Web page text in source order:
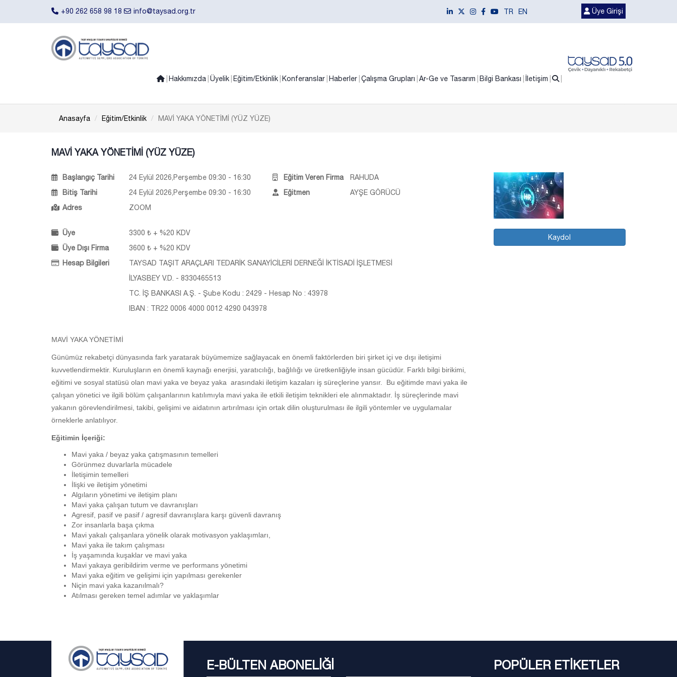
+90 262 658 98 18 info@taysad.org.tr TR EN Üye Girişi
Hakkımızda Üyelik Eğitim/Etkinlik Konferanslar Haberler Çalışma Grupları Ar-Ge ve Tasarım Bilgi Bankası İletişim
Anasayfa Eğitim/Etkinlik MAVİ YAKA YÖNETİMİ (YÜZ YÜZE)
MAVİ YAKA YÖNETİMİ (YÜZ YÜZE)
Başlangıç Tarihi
24 Eylül 2026,Perşembe 09:30 - 16:30
Bitiş Tarihi
24 Eylül 2026,Perşembe 09:30 - 16:30
Adres
ZOOM
Eğitim Veren Firma
RAHUDA
Eğitmen
AYŞE GÖRÜCÜ
Üye
3300 ₺ + %20 KDV
Üye Dışı Firma
3600 ₺ + %20 KDV
Hesap Bilgileri
TAYSAD TAŞIT ARAÇLARI TEDARİK SANAYİCİLERİ DERNEĞİ İKTİSADİ İŞLETMESİ
İLYASBEY V.D. - 8330465513
TC. İŞ BANKASI A.Ş. - Şube Kodu : 2429 - Hesap No : 43978
IBAN : TR22 0006 4000 0012 4290 043978
MAVİ YAKA YÖNETİMİ
Günümüz rekabetçi dünyasında fark yaratarak büyümemize sağlayacak en önemli faktörlerden biri şirket içi ve dışı iletişimi
kuvvetlendirmektir. Kuruluşların en önemli kaynağı enerjisi, yaratıcılığı, bağlılığı ve üretkenliğiyle insan gücüdür. Farklı bilgi birikimi,
eğitimi ve sosyal statüsü olan mavi yaka ve beyaz yaka arasındaki iletişim kazaları iş süreçlerine yansır. Bu eğitimde mavi yaka ile
çalışan yönetici ve ilgili bölüm çalışanlarının katılımıyla mavi yaka ile etkili iletişim teknikleri ele alınmaktadır. İş süreçlerinde mavi
yakanın görevlendirilmesi, takibi, gelişimi ve aidatının artırılması için ortak dilin oluşturulması ile ilgili yöntemler ve uygulamalar
örneklerle anlatılıyor.
Eğitimin İçeriği:
Mavi yaka / beyaz yaka çatışmasının temelleri
Görünmez duvarlarla mücadele
İletişimin temelleri
İlişki ve iletişim yönetimi
Algıların yönetimi ve iletişim planı
Mavi yaka çalışan tutum ve davranışları
Agresif, pasif ve pasif / agresif davranışlara karşı güvenli davranış
Zor insanlarla başa çıkma
Mavi yakalı çalışanlara yönelik olarak motivasyon yaklaşımları,
Mavi yaka ile takım çalışması
İş yaşamında kuşaklar ve mavi yaka
Mavi yakaya geribildirim verme ve performans yönetimi
Mavi yaka eğitim ve gelişimi için yapılması gerekenler
Niçin mavi yaka kazanılmalı?
Atılması gereken temel adımlar ve yaklaşımlar
Kaydol
E-BÜLTEN ABONELİĞİ POPÜLER ETİKETLER